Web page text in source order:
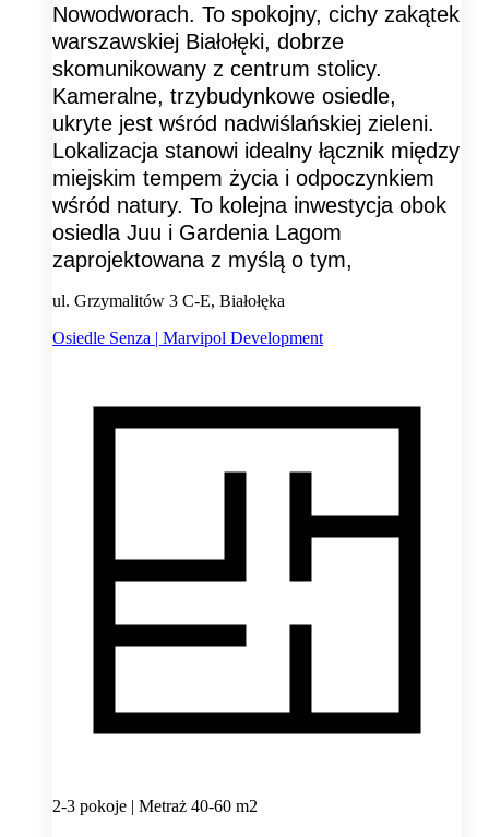
Nowodworach. To spokojny, cichy zakątek
warszawskiej Białołęki, dobrze
skomunikowany z centrum stolicy.
Kameralne, trzybudynkowe osiedle,
ukryte jest wśród nadwiślańskiej zieleni.
Lokalizacja stanowi idealny łącznik między
miejskim tempem życia i odpoczynkiem
wśród natury. To kolejna inwestycja obok
osiedla Juu i Gardenia Lagom
zaprojektowana z myślą o tym,
ul. Grzymalitów 3 C-E, Białołęka
Osiedle Senza | Marvipol Development
2-3 pokoje | Metraż 40-60 m2